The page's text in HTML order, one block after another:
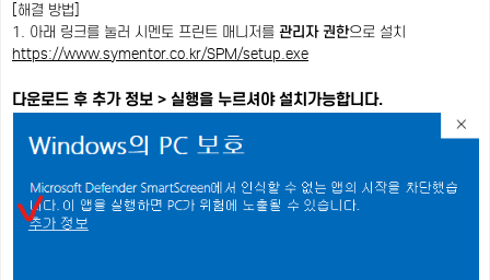
[해결 방법]
1. 아래 링크를 눌러 시멘토 프린트 매니저를 관리자 권한으로 설치
https://www.symentor.co.kr/SPM/setup.exe
다운로드 후 추가 정보 > 실행을 누르셔야 설치가능합니다.